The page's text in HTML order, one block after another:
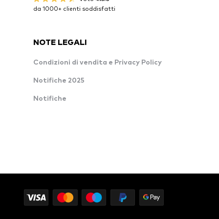
da 1000+ clienti soddisfatti
NOTE LEGALI
Condizioni di vendita e Privacy Policy
Notifiche 2025
Notifiche